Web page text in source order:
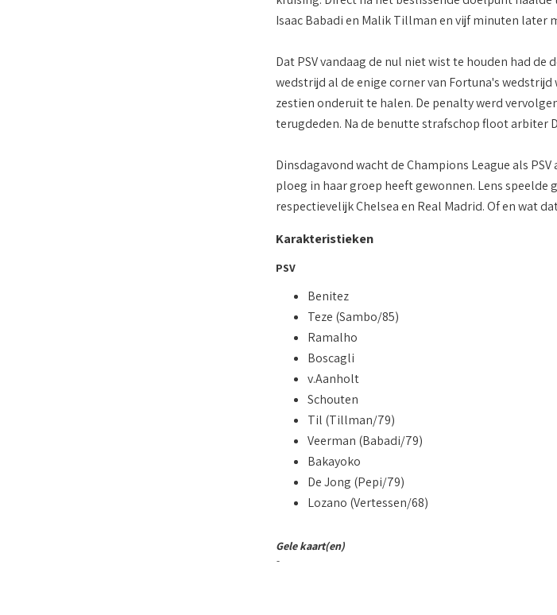
Isaac Babadi en Malik Tillman en vijf minuten later
Dat PSV vandaag de nul niet wist te houden had
wedstrijd al de enige corner van Fortuna's
zestien onderuit te halen. De penalty werd
terugdeden. Na de benutte strafschop floot arbiter
Dinsdagavond wacht de Champions League als
ploeg in haar groep heeft gewonnen. Lens speelde
respectievelijk Chelsea en Real Madrid. Of en wat
Karakteristieken
PSV
Benitez
Teze (Sambo/85)
Ramalho
Boscagli
v.Aanholt
Schouten
Til (Tillman/79)
Veerman (Babadi/79)
Bakayoko
De Jong (Pepi/79)
Lozano (Vertessen/68)
Gele kaart(en)
-